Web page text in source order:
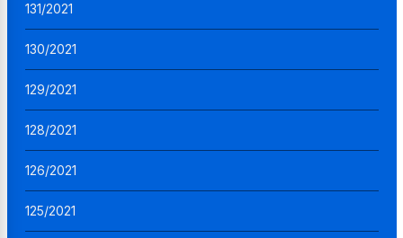
131/2021
130/2021
129/2021
128/2021
126/2021
125/2021